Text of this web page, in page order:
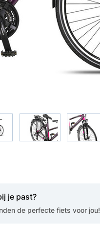
je past?
de perfecte fiets voor jou!